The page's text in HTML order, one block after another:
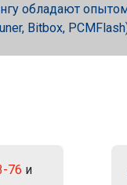
обладают
Bitbox,
76 и